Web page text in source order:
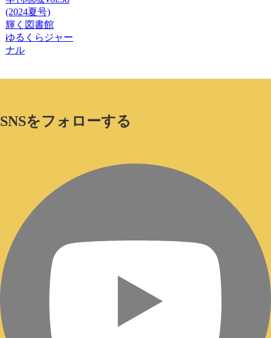
(2024夏号)
輝く図書館
ゆるくらジャー
ナル
SNSをフォローする